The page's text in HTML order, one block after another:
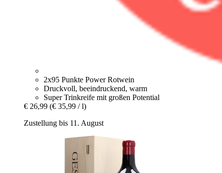
2x95 Punkte Power Rotwein
Druckvoll, beeindruckend, warm
Super Trinkreife mit großen Potential
€ 26,99 (€ 35,99 / l)
Zustellung bis 11. August